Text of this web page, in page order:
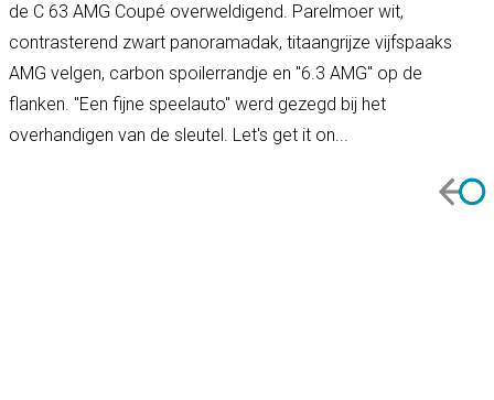
de C 63 AMG Coupé overweldigend. Parelmoer wit,
contrasterend zwart panoramadak, titaangrijze vijfspaaks
AMG velgen, carbon spoilerrandje en "6.3 AMG" op de
flanken. "Een fijne speelauto" werd gezegd bij het
overhandigen van de sleutel. Let's get it on...